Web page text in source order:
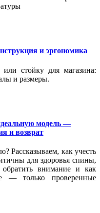
и эргономика
стойку для магазина:
и размеры.
модель —
и возврат
Рассказываем, как учесть
для здоровья спины,
внимание и как
— только проверенные